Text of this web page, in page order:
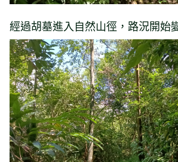
經過胡墓進入自然山徑，路況開始